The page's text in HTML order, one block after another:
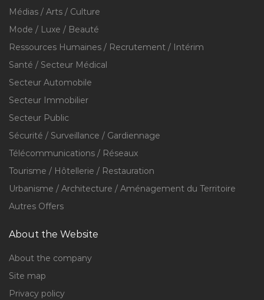
Médias / Arts / Culture
Mode / Luxe / Beauté
Ressources Humaines / Recrutement / Intérim
Santé / Secteur Médical
Secteur Automobile
Secteur Immobilier
Secteur Public
Sécurité / Surveillance / Gardiennage
Télécommunications / Réseaux
Tourisme / Hôtellerie / Restauration
Urbanisme / Architecture / Aménagement du Territoire
Autres Offers
About the Website
About the company
Site map
Privacy policy